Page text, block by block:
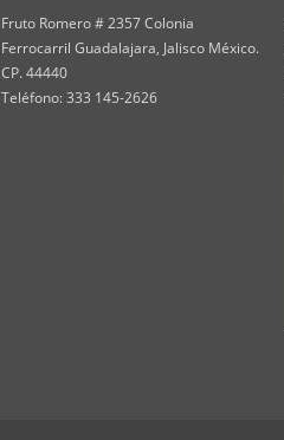
Fruto Romero # 2357 Colonia
Ferrocarril Guadalajara, Jalisco México.
CP. 44440
Teléfono: 333 145-2626